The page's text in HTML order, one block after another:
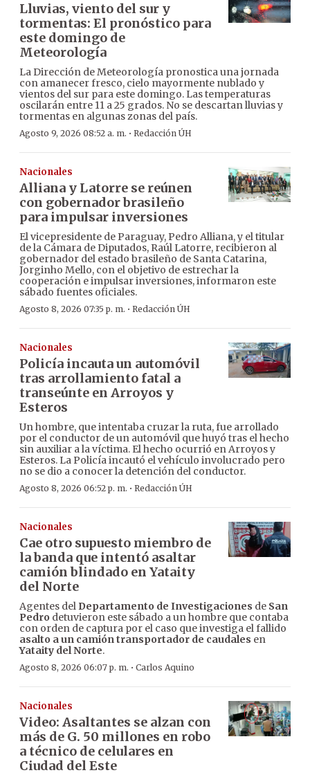
Lluvias, viento del sur y
tormentas: El pronóstico para
este domingo de
Meteorología
La Dirección de Meteorología pronostica una jornada
con amanecer fresco, cielo mayormente nublado y
vientos del sur para este domingo. Las temperaturas
oscilarán entre 11 a 25 grados. No se descartan lluvias y
tormentas en algunas zonas del país.
Agosto 9, 2026 08:52 a. m. · Redacción ÚH
Nacionales
Alliana y Latorre se reúnen
con gobernador brasileño
para impulsar inversiones
El vicepresidente de Paraguay, Pedro Alliana, y el titular
de la Cámara de Diputados, Raúl Latorre, recibieron al
gobernador del estado brasileño de Santa Catarina,
Jorginho Mello, con el objetivo de estrechar la
cooperación e impulsar inversiones, informaron este
sábado fuentes oficiales.
Agosto 8, 2026 07:35 p. m. · Redacción ÚH
Nacionales
Policía incauta un automóvil
tras arrollamiento fatal a
transeúnte en Arroyos y
Esteros
Un hombre, que intentaba cruzar la ruta, fue arrollado
por el conductor de un automóvil que huyó tras el hecho
sin auxiliar a la víctima. El hecho ocurrió en Arroyos y
Esteros. La Policía incautó el vehículo involucrado pero
no se dio a conocer la detención del conductor.
Agosto 8, 2026 06:52 p. m. · Redacción ÚH
Nacionales
Cae otro supuesto miembro de
la banda que intentó asaltar
camión blindado en Yataity
del Norte
Agentes del Departamento de Investigaciones de San
Pedro detuvieron este sábado a un hombre que contaba
con orden de captura por el caso que investiga el fallido
asalto a un camión transportador de caudales en
Yataity del Norte.
Agosto 8, 2026 06:07 p. m. · Carlos Aquino
Nacionales
Video: Asaltantes se alzan con
más de G. 50 millones en robo
a técnico de celulares en
Ciudad del Este